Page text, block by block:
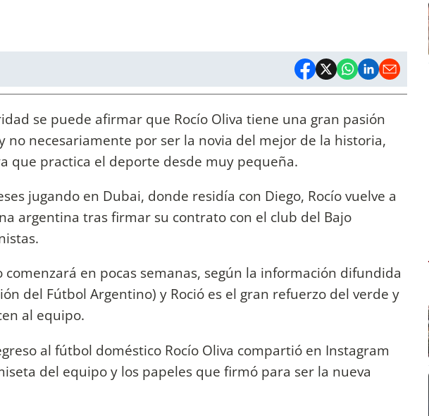
se puede afirmar que Rocío Oliva tiene una gran pasión
no necesariamente por ser la novia del mejor de la historia,
que practica el deporte desde muy pequeña.
jugando en Dubai, donde residía con Diego, Rocío vuelve a
argentina tras firmar su contrato con el club del Bajo
en pocas semanas, según la información difundida
del Fútbol Argentino) y Roció es el gran refuerzo del verde y
al equipo.
al fútbol doméstico Rocío Oliva compartió en Instagram
del equipo y los papeles que firmó para ser la nueva